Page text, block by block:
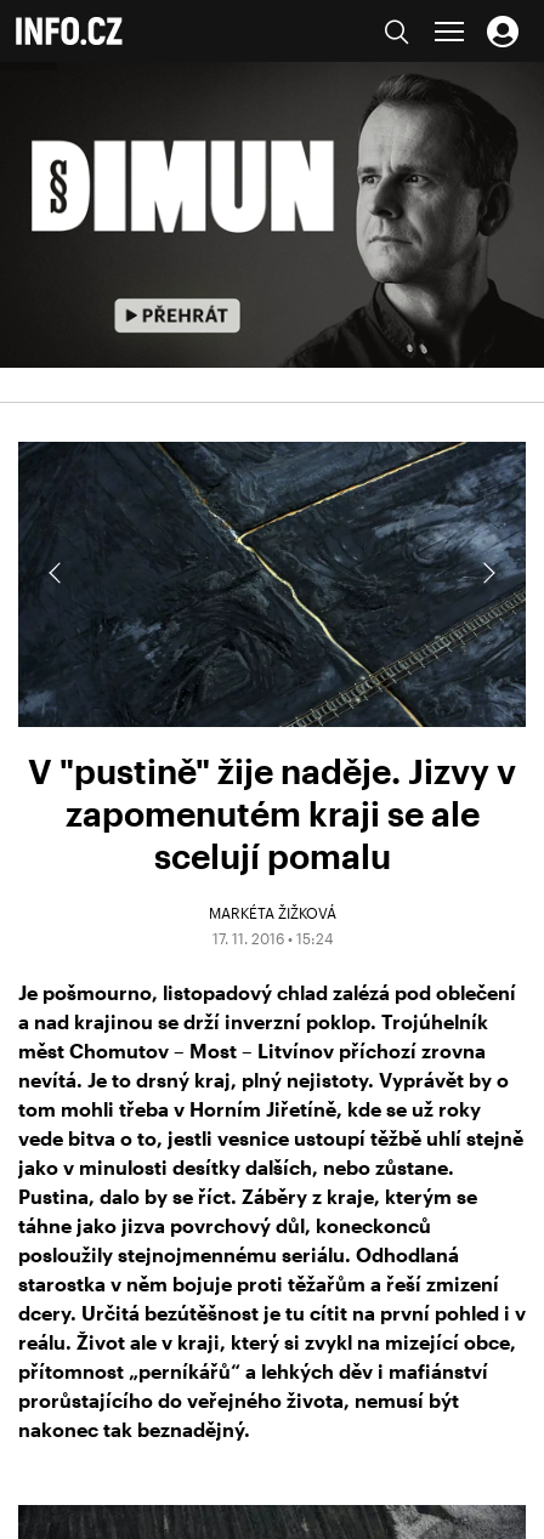
V "pustině" žije naděje. Jizvy v
zapomenutém kraji se ale
scelují pomalu
MARKÉTA ŽIŽKOVÁ
17. 11. 2016 • 15:24
Je pošmourno, listopadový chlad zalézá pod oblečení
a nad krajinou se drží inverzní poklop. Trojúhelník
měst Chomutov – Most – Litvínov příchozí zrovna
nevítá. Je to drsný kraj, plný nejistoty. Vyprávět by o
tom mohli třeba v Horním Jiřetíně, kde se už roky
vede bitva o to, jestli vesnice ustoupí těžbě uhlí stejně
jako v minulosti desítky dalších, nebo zůstane.
Pustina, dalo by se říct. Záběry z kraje, kterým se
táhne jako jizva povrchový důl, koneckonců
posloužily stejnojmennému seriálu. Odhodlaná
starostka v něm bojuje proti těžařům a řeší zmizení
dcery. Určitá bezútěšnost je tu cítit na první pohled i v
reálu. Život ale v kraji, který si zvykl na mizející obce,
přítomnost „perníkářů“ a lehkých děv i mafiánství
prorůstajícího do veřejného života, nemusí být
nakonec tak beznadějný.